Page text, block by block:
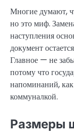
Многие думают,
но это миф.
наступления
документ
Главное — не
потому что
напоминаний,
коммуналкой.
Размеры